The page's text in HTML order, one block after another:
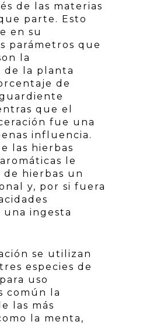
de las materias
parte. Esto
en su
parámetros que
la
de la planta
de
que el
fue una
influencia.
las hierbas
le
hierbas un
y, por si fuera
una ingesta
se utilizan
especies de
uso
común la
las más
la menta,